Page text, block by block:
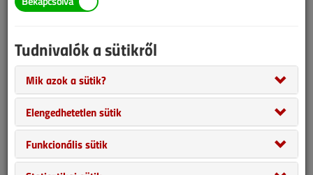
is?
Meddig érvényes a hozzáférés a megvásárolt cikkhez?
VGF&HKL előfizetés
Tudnivalók a sütikről
Mik azok a sütik?
Elengedhetetlen sütik
Funkcionális sütik